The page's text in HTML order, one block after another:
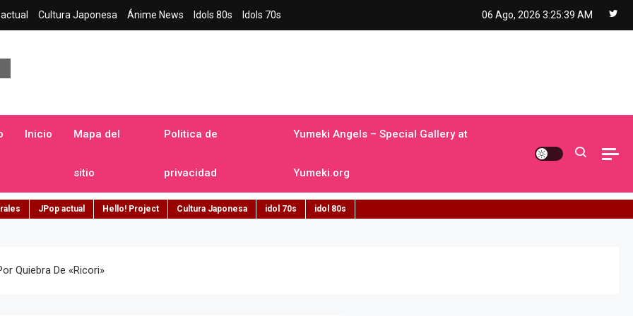
Cultura Japonesa Ánime News Idols 80s Idols 70s 06 Ago, 2026 3:25:40 AM
Inicio Mapa del
sitio
Politica de
privacidad
Yumeki Angels – Special Gallery at
Yumeki.org
JPop actual Hello! Project Cultura Japonesa idol 70s idol 80s
Quiebra De «ricori»